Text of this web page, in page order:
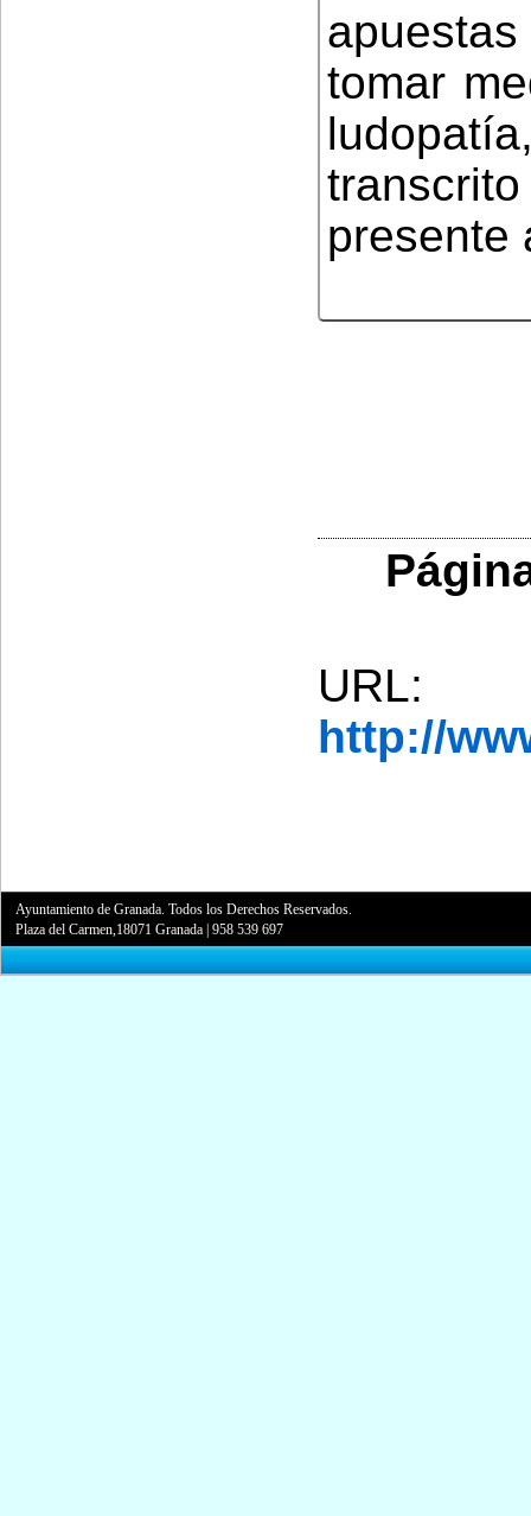
tomar
presente
URL:
http://
Ayuntamiento de Granada. Todos los Derechos Reservados.
Plaza del Carmen,18071 Granada |958 539 697